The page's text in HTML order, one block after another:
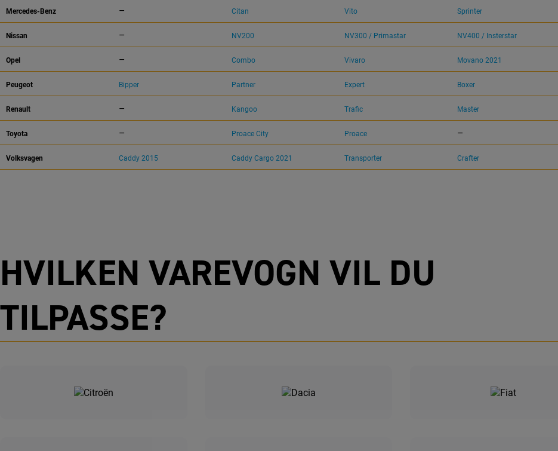
Mercedes-Benz – Citan Vito Sprinter
Nissan – NV200 NV300 / Primastar NV400 / Insterstar
Opel – Combo Vivaro Movano 2021
Peugeot Bipper Partner Expert Boxer
Renault – Kangoo Trafic Master
Toyota – Proace City Proace –
Volksvagen Caddy 2015 Caddy Cargo 2021 Transporter Crafter
HVILKEN VAREVOGN VIL DU
TILPASSE?